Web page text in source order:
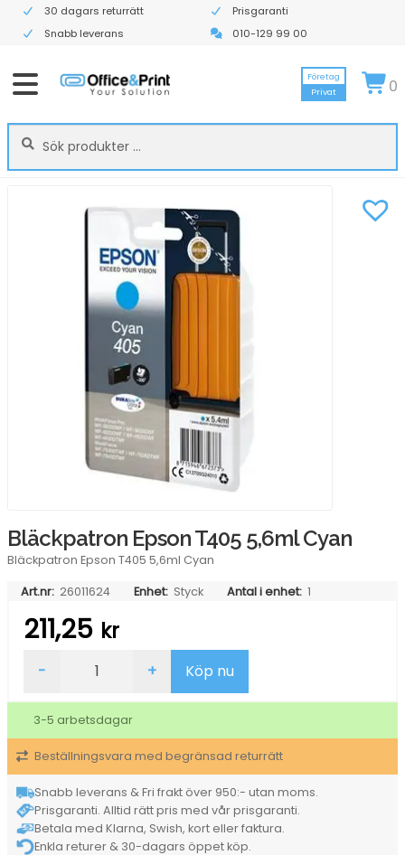
30 dagars returrätt
Prisgaranti
Snabb leverans
010-129 99 00
Sök
efter:
Sök
Företag
Privat
0
Bläckpatron Epson T405 5,6ml Cyan
Bläckpatron Epson T405 5,6ml Cyan
Art.nr: 26011624 Enhet: Styck Antal i enhet: 1
211,25 kr
Epson
5,6ml
Cyan
mängd
- + Köp nu
3-5 arbetsdagar
Beställningsvara med begränsad returrätt
Snabb leverans & Fri frakt över 950:- utan moms.
Prisgaranti. Alltid rätt pris med vår prisgaranti.
Betala med Klarna, Swish, kort eller faktura.
Enkla returer & 30-dagars öppet köp.